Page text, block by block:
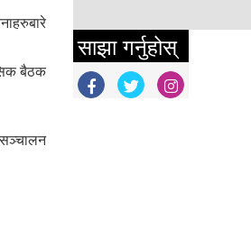
बैठक
साझा गर्नुहोस्